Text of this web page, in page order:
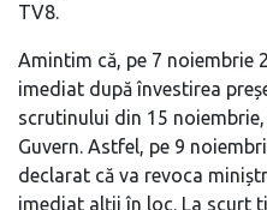
TV8.
Amintim că, pe 7 noiembrie
imediat după învestirea
scrutinului din 15
Guvern. Astfel, pe 9
declarat că va revoca
imediat alții în loc. La scurt